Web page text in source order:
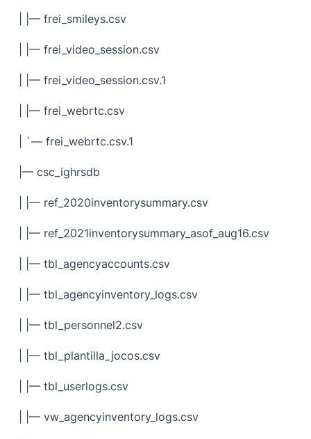
| |— frei_smileys.csv
| |— frei_video_session.csv
| |— frei_video_session.csv.1
| |— frei_webrtc.csv
| `— frei_webrtc.csv.1
|— csc_ighrsdb
| |— ref_2020inventorysummary.csv
| |— ref_2021inventorysummary_asof_aug16.csv
| |— tbl_agencyaccounts.csv
| |— tbl_agencyinventory_logs.csv
| |— tbl_personnel2.csv
| |— tbl_plantilla_jocos.csv
| |— tbl_userlogs.csv
| |— vw_agencyinventory_logs.csv